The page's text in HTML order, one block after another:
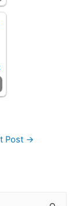
Post →